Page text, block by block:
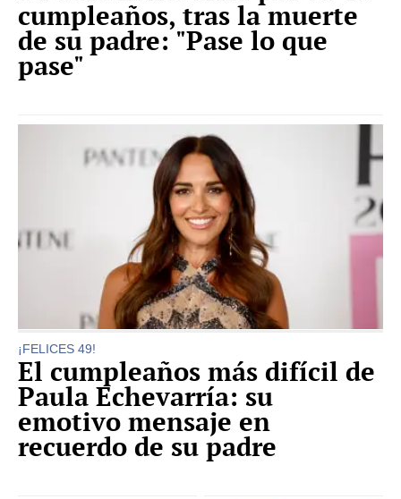
cumpleaños, tras la muerte
de su padre: "Pase lo que
pase"
¡FELICES 49!
El cumpleaños más difícil de
Paula Echevarría: su
emotivo mensaje en
recuerdo de su padre